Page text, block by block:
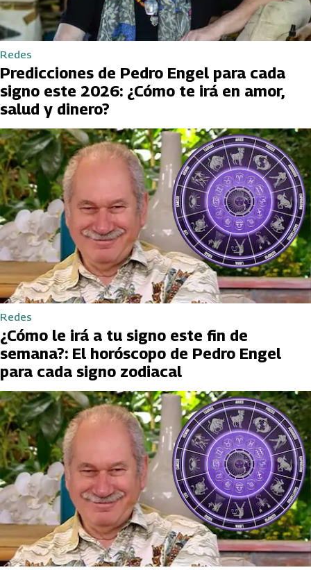
Redes
Predicciones de Pedro Engel para cada
signo este 2026: ¿Cómo te irá en amor,
salud y dinero?
Redes
¿Cómo le irá a tu signo este fin de
semana?: El horóscopo de Pedro Engel
para cada signo zodiacal